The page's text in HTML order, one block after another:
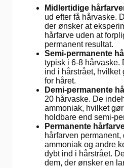
Midlertidige
ud efter få hårvaske.
der ønsker at
hårfarve uden at
permanent resultat.
Semi-permanente
typisk i 6-8
ind i hårstrået, hvilket
for håret.
Demi-permanente
20 hårvaske. De
ammoniak, hvilket
holdbare end semi-
Permanente
hårfarven
ammoniak og andre
dybt ind i hårstrået.
dem, der ønsker en